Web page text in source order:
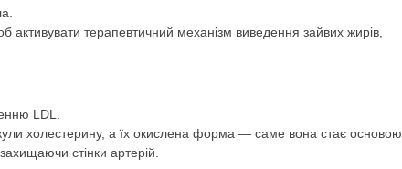
терапевтичний механізм виведення зайвих жирів,
LDL.
холестерину, а їх окислена форма — саме вона стає основою
стінки артерій.